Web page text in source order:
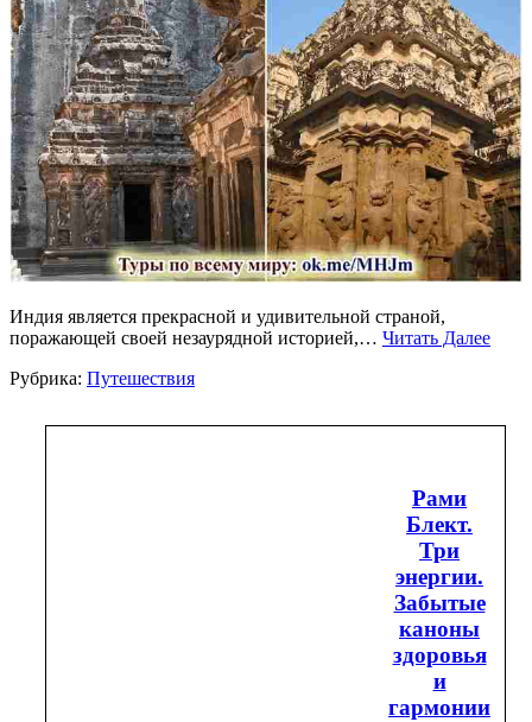
Индия является прекрасной и удивительной страной,
поражающей своей незаурядной историей,… Читать Далее
Рубрика: Путешествия
Рами
Блект.
Три
энергии.
Забытые
каноны
здоровья
и
гармонии